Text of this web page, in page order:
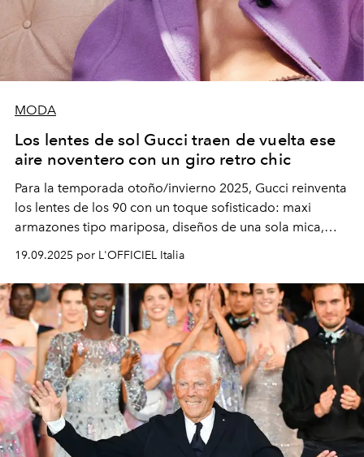
MODA
Los lentes de sol Gucci traen de vuelta ese
aire noventero con un giro retro chic
Para la temporada otoño/invierno 2025, Gucci reinventa
los lentes de los 90 con un toque sofisticado: maxi
armazones tipo mariposa, diseños de una sola mica,
modelos metálicos ovalados con vibra vintage y
elegantes monturas de acetato graduadas. ¿El detalle
que nunca pierde vigencia? La icónica doble G.
19.09.2025 por L'OFFICIEL Italia